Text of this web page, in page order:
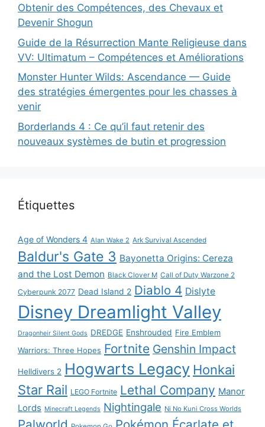
Obtenir des Compétences, des Chevaux et
Devenir Shogun
Guide de la Résurrection Mante Religieuse dans
VV: Ultimatum – Compétences et Améliorations
Monster Hunter Wilds: Ascendance — Guide
des stratégies émergentes pour les chasses à
venir
Borderlands 4 : Ce qu’il faut retenir des
nouveaux systèmes de butin et progression
Étiquettes
Age of Wonders 4 Alan Wake 2 Ark Survival Ascended
Baldur's Gate 3 Bayonetta Origins: Cereza
and the Lost Demon Black Clover M Call of Duty Warzone 2
Cyberpunk 2077 Dead Island 2 Diablo 4 Dislyte
Disney Dreamlight Valley
Dragonheir Silent Gods DREDGE Enshrouded Fire Emblem
Warriors: Three Hopes Fortnite Genshin Impact
Helldivers 2 Hogwarts Legacy Honkai
Star Rail LEGO Fortnite Lethal Company Manor
Lords Minecraft Legends Nightingale Ni No Kuni Cross Worlds